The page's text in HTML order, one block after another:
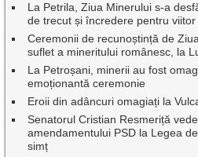
La Petrila, Ziua Minerului s-a
de trecut și încredere pentru viitor
Ceremonii de recunoștință de
suflet a mineritului românesc, la
La Petroșani, minerii au fost
emoționantă ceremonie
Eroii din adâncuri omagiați la
Senatorul Cristian Resmeriță
amendamentului PSD la Legea
simț